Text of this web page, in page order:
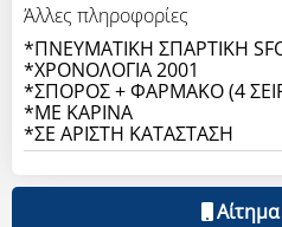
Άλλες πληροφορίες
*ΠΝΕΥΜΑΤΙΚΗ ΣΠΑΡΤΙΚΗ
*XΡΟΝΟΛΟΓΙΑ 2001
*ΣΠΟΡΟΣ + ΦΑΡΜΑΚΟ (4
*ΜΕ ΚΑΡΙΝΑ
*ΣΕ ΑΡΙΣΤΗ ΚΑΤΑΣΤΑΣΗ